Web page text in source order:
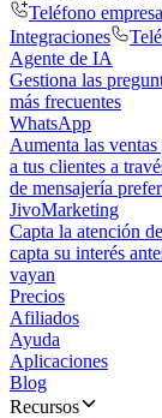
Teléfono
Integraciones
Agente de IA
Gestiona las
más frecuentes
WhatsApp
Aumenta las
a tus clientes a
de mensajería
JivoMarketing
Capta la atención
capta su interés
vayan
Precios
Afiliados
Ayuda
Aplicaciones
Blog
Recursos